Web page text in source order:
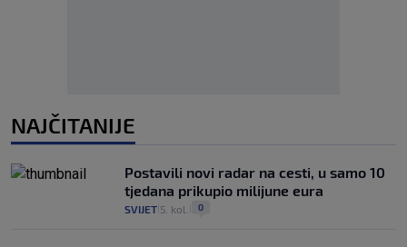
NAJČITANIJE
Postavili novi radar na cesti, u samo 10
tjedana prikupio milijune eura
SVIJET 5. kol. 0